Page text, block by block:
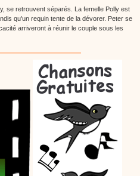
se retrouvent séparés. La femelle Polly est
qu'un requin tente de la dévorer. Peter se
arriveront à réunir le couple sous les